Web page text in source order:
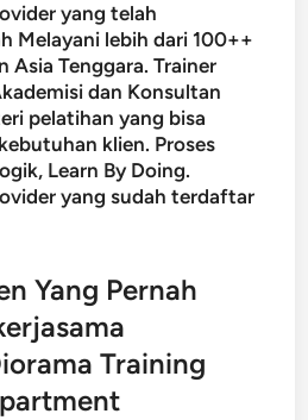
yang telah
Melayani lebih dari 100++
Asia Tenggara. Trainer
dan Konsultan
pelatihan yang bisa
klien. Proses
Learn By Doing.
yang sudah terdaftar
Yang Pernah
Training